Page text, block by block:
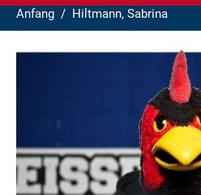
Anfang Hiltmann, Sabrina